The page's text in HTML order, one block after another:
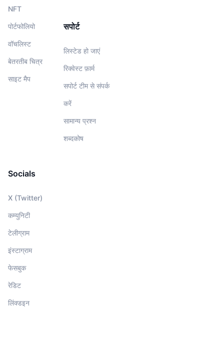
NFT
पोर्टफोलियो
वॉचलिस्‍ट
बेतरतीब चित्र
साइट मैप
सपोर्ट
लिस्टेड हो जाएं
रिक्वेस्ट फ़ार्म
सपोर्ट टीम से संपर्क
करें
सामान्य प्रश्न
शब्दकोष
Socials
X (Twitter)
कम्युनिटी
टेलीग्राम
इंस्टाग्राम
फेसबुक
रेडिट
लिंक्डइन